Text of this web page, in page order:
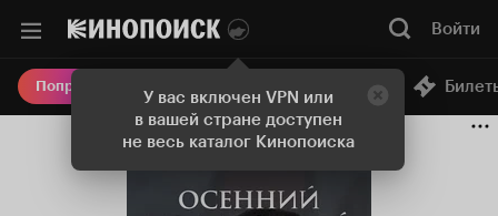
У вас включен VPN или
в вашей стране доступен
не весь каталог Кинопоиска
Войти
Попробовать Плюс Онлайн-кинотеатр